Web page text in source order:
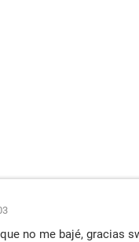
no me bajé, gracias